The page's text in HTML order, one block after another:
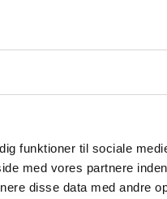
funktioner til sociale
med vores partnere
disse data med andre
(dag 5)